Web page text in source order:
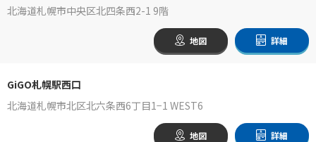
北海道札幌市中央区北四条西2-1 9階
地図 詳細
GiGO札幌駅西口
北海道札幌市北区北六条西6丁目1−1 WEST6
地図 詳細